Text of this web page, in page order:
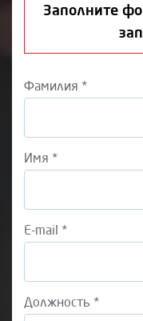
Заполните
Фамилия *
Имя *
E-mail *
Должность *